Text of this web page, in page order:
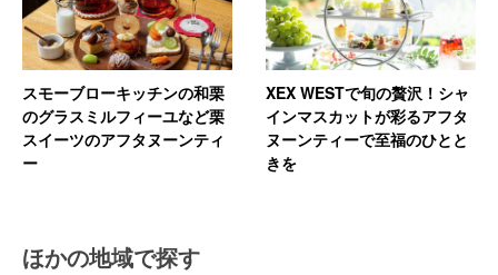
スモーブローキッチンの和栗
のグラスミルフィーユなど栗
スイーツのアフタヌーンティ
ー
XEX WESTで旬の贅沢！シャ
インマスカットが彩るアフタ
ヌーンティーで至福のひとと
きを
ほかの地域で探す